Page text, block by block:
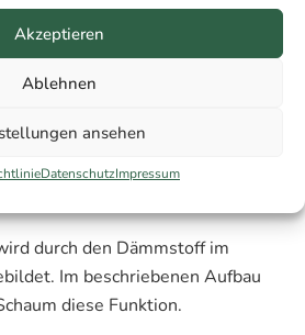
Akzeptieren
Ablehnen
ansehen
DatenschutzImpressum
soll verhindern, dass feuchte
gelangt.
Dichtbänder oder
Wärmedämmung
durch den Dämmstoff im
Im beschriebenen Aufbau
diese Funktion.